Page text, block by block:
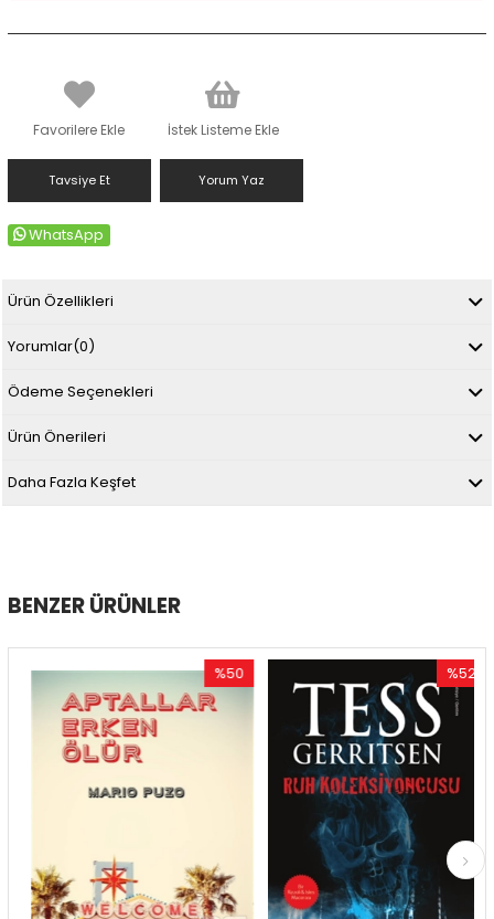
Favorilere Ekle İstek Listeme Ekle
Tavsiye Et Yorum Yaz
WhatsApp
Ürün Özellikleri
Yorumlar(0)
Ödeme Seçenekleri
Ürün Önerileri
Daha Fazla Keşfet
BENZER ÜRÜNLER
%50
İndirim
%52
İndirim